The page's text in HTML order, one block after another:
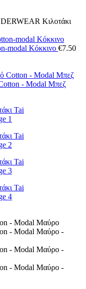
Κιλοτάκι
modal Κόκκινο €7.50
- Modal Μπεζ